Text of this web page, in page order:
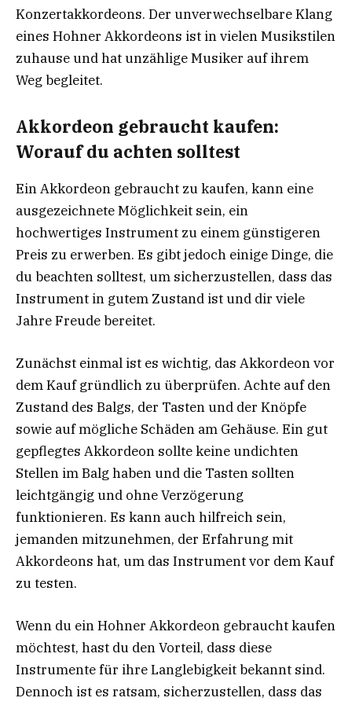
Konzertakkordeons. Der unverwechselbare Klang
eines Hohner Akkordeons ist in vielen Musikstilen
zuhause und hat unzählige Musiker auf ihrem
Weg begleitet.
Akkordeon gebraucht kaufen:
Worauf du achten solltest
Ein Akkordeon gebraucht zu kaufen, kann eine
ausgezeichnete Möglichkeit sein, ein
hochwertiges Instrument zu einem günstigeren
Preis zu erwerben. Es gibt jedoch einige Dinge, die
du beachten solltest, um sicherzustellen, dass das
Instrument in gutem Zustand ist und dir viele
Jahre Freude bereitet.
Zunächst einmal ist es wichtig, das Akkordeon vor
dem Kauf gründlich zu überprüfen. Achte auf den
Zustand des Balgs, der Tasten und der Knöpfe
sowie auf mögliche Schäden am Gehäuse. Ein gut
gepflegtes Akkordeon sollte keine undichten
Stellen im Balg haben und die Tasten sollten
leichtgängig und ohne Verzögerung
funktionieren. Es kann auch hilfreich sein,
jemanden mitzunehmen, der Erfahrung mit
Akkordeons hat, um das Instrument vor dem Kauf
zu testen.
Wenn du ein Hohner Akkordeon gebraucht kaufen
möchtest, hast du den Vorteil, dass diese
Instrumente für ihre Langlebigkeit bekannt sind.
Dennoch ist es ratsam, sicherzustellen, dass das